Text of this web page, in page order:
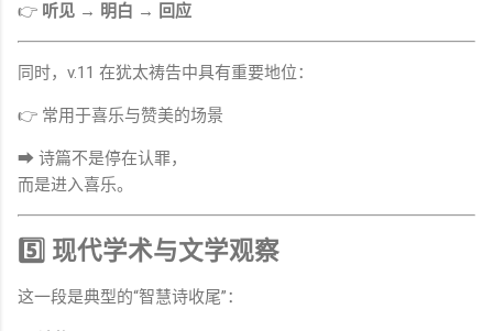
👉 听见 → 明白 → 回应
同时，v.11 在犹太祷告中具有重要地位：
👉 常用于喜乐与赞美的场景
➡ 诗篇不是停在认罪，
而是进入喜乐。
5️⃣ 现代学术与文学观察
这一段是典型的“智慧诗收尾”：